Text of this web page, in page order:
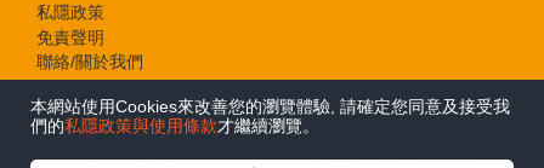
私隱政策
免責聲明
聯絡/關於我們
© 2026 e-zone. All Rights Reserved.
本網站使用Cookies來改善您的瀏覽體驗, 請確定您同意及接受我
們的私隱政策與使用條款才繼續瀏覽。